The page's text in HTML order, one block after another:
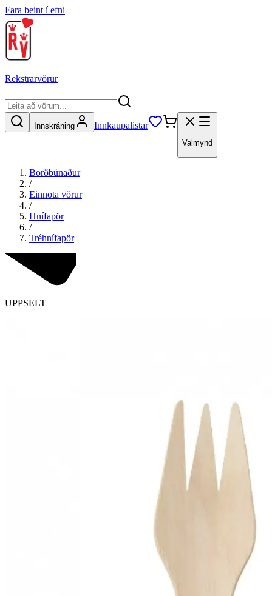
Fara beint í efni
Rekstrarvörur
Innskráning Innkaupalistar
Valmynd
Borðbúnaður
/
Einnota vörur
/
Hnífapör
/
Tréhnífapör
UPPSELT